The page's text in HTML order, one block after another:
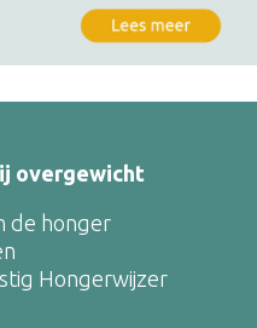
overgewicht
de honger
Hongerwijzer